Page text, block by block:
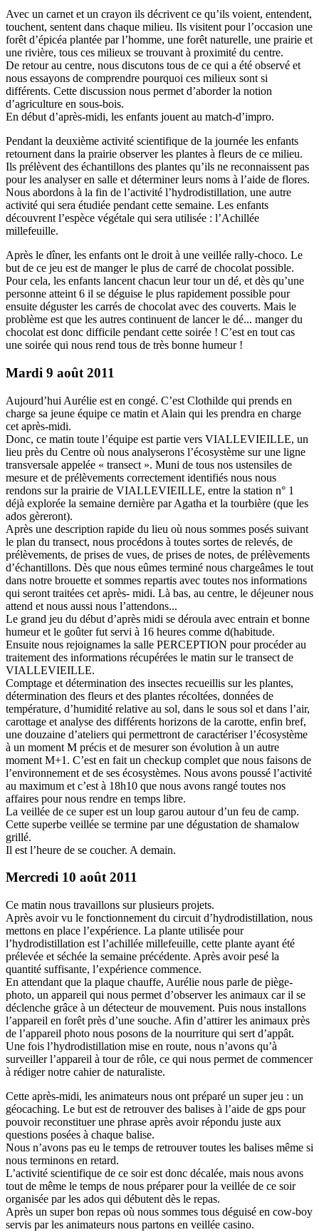
Avec un carnet et un crayon ils décrivent ce qu’ils voient, entendent,
touchent, sentent dans chaque milieu. Ils visitent pour l’occasion une
forêt d’épicéa plantée par l’homme, une forêt naturelle, une prairie et
une rivière, tous ces milieux se trouvant à proximité du centre.
De retour au centre, nous discutons tous de ce qui a été observé et
nous essayons de comprendre pourquoi ces milieux sont si
différents. Cette discussion nous permet d’aborder la notion
d’agriculture en sous-bois.
En début d’après-midi, les enfants jouent au match-d’impro.
Pendant la deuxième activité scientifique de la journée les enfants
retournent dans la prairie observer les plantes à fleurs de ce milieu.
Ils prélèvent des échantillons des plantes qu’ils ne reconnaissent pas
pour les analyser en salle et déterminer leurs noms à l’aide de flores.
Nous abordons à la fin de l’activité l’hydrodistillation, une autre
activité qui sera étudiée pendant cette semaine. Les enfants
découvrent l’espèce végétale qui sera utilisée : l’Achillée
millefeuille.
Après le dîner, les enfants ont le droit à une veillée rally-choco. Le
but de ce jeu est de manger le plus de carré de chocolat possible.
Pour cela, les enfants lancent chacun leur tour un dé, et dès qu’une
personne atteint 6 il se déguise le plus rapidement possible pour
ensuite déguster les carrés de chocolat avec des couverts. Mais le
problème est que les autres continuent de lancer le dé... manger du
chocolat est donc difficile pendant cette soirée ! C’est en tout cas
une soirée qui nous rend tous de très bonne humeur !
Mardi 9 août 2011
Aujourd’hui Aurélie est en congé. C’est Clothilde qui prends en
charge sa jeune équipe ce matin et Alain qui les prendra en charge
cet après-midi.
Donc, ce matin toute l’équipe est partie vers VIALLEVIEILLE, un
lieu près du Centre où nous analyserons l’écosystème sur une ligne
transversale appelée « transect ». Muni de tous nos ustensiles de
mesure et de prélèvements correctement identifiés nous nous
rendons sur la prairie de VIALLEVIEILLE, entre la station n° 1
déjà explorée la semaine dernière par Agatha et la tourbière (que les
ados gèreront).
Après une description rapide du lieu où nous sommes posés suivant
le plan du transect, nous procédons à toutes sortes de relevés, de
prélèvements, de prises de vues, de prises de notes, de prélèvements
d’échantillons. Dès que nous eûmes terminé nous chargeâmes le tout
dans notre brouette et sommes repartis avec toutes nos informations
qui seront traitées cet après- midi. Là bas, au centre, le déjeuner nous
attend et nous aussi nous l’attendons...
Le grand jeu du début d’après midi se déroula avec entrain et bonne
humeur et le goûter fut servi à 16 heures comme d(habitude.
Ensuite nous rejoignames la salle PERCEPTION pour procéder au
traitement des informations récupérées le matin sur le transect de
VIALLEVIEILLE.
Comptage et détermination des insectes recueillis sur les plantes,
détermination des fleurs et des plantes récoltées, données de
température, d’humidité relative au sol, dans le sous sol et dans l’air,
carottage et analyse des différents horizons de la carotte, enfin bref,
une douzaine d’ateliers qui permettront de caractériser l’écosystème
à un moment M précis et de mesurer son évolution à un autre
moment M+1. C’est en fait un checkup complet que nous faisons de
l’environnement et de ses écosystèmes. Nous avons poussé l’activité
au maximum et c’est à 18h10 que nous avons rangé toutes nos
affaires pour nous rendre en temps libre.
La veillée de ce super est un loup garou autour d’un feu de camp.
Cette superbe veillée se termine par une dégustation de shamalow
grillé.
Il est l’heure de se coucher. A demain.
Mercredi 10 août 2011
Ce matin nous travaillons sur plusieurs projets.
Après avoir vu le fonctionnement du circuit d’hydrodistillation, nous
mettons en place l’expérience. La plante utilisée pour
l’hydrodistillation est l’achillée millefeuille, cette plante ayant été
prélevée et séchée la semaine précédente. Après avoir pesé la
quantité suffisante, l’expérience commence.
En attendant que la plaque chauffe, Aurélie nous parle de piège-
photo, un appareil qui nous permet d’observer les animaux car il se
déclenche grâce à un détecteur de mouvement. Puis nous installons
l’appareil en forêt près d’une souche. Afin d’attirer les animaux près
de l’appareil photo nous posons de la nourriture qui sert d’appât.
Une fois l’hydrodistillation mise en route, nous n’avons qu’à
surveiller l’appareil à tour de rôle, ce qui nous permet de commencer
à rédiger notre cahier de naturaliste.
Cette après-midi, les animateurs nous ont préparé un super jeu : un
géocaching. Le but est de retrouver des balises à l’aide de gps pour
pouvoir reconstituer une phrase après avoir répondu juste aux
questions posées à chaque balise.
Nous n’avons pas eu le temps de retrouver toutes les balises même si
nous terminons en retard.
L’activité scientifique de ce soir est donc décalée, mais nous avons
tout de même le temps de nous préparer pour la veillée de ce soir
organisée par les ados qui débutent dès le repas.
Après un super bon repas où nous sommes tous déguisé en cow-boy
servis par les animateurs nous partons en veillée casino.